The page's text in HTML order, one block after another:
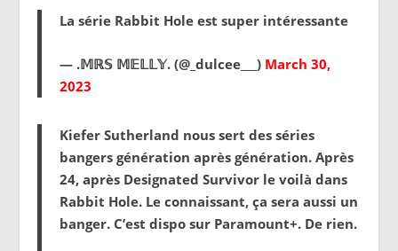
La série Rabbit Hole est super intéressante
— .𝕄ℝ𝕊 𝕄𝔼𝕃𝕃𝕐. (@_dulcee___) March 30,
2023
Kiefer Sutherland nous sert des séries
bangers génération après génération. Après
24, après Designated Survivor le voilà dans
Rabbit Hole. Le connaissant, ça sera aussi un
banger. C’est dispo sur Paramount+. De rien.